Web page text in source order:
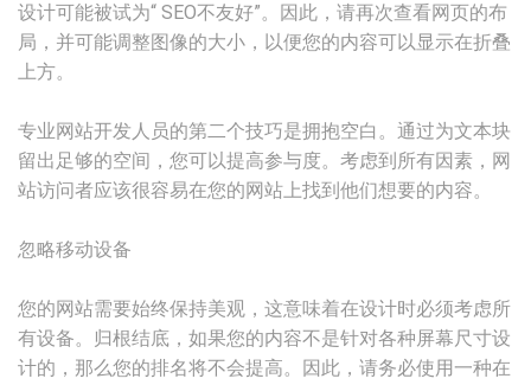
设计可能被试为“ SEO不友好”。因此，请再次查看网页的布
局，并可能调整图像的大小，以便您的内容可以显示在折叠
上方。
专业网站开发人员的第二个技巧是拥抱空白。通过为文本块
留出足够的空间，您可以提高参与度。考虑到所有因素，网
站访问者应该很容易在您的网站上找到他们想要的内容。
忽略移动设备
您的网站需要始终保持美观，这意味着在设计时必须考虑所
有设备。归根结底，如果您的内容不是针对各种屏幕尺寸设
计的，那么您的排名将不会提高。因此，请务必使用一种在